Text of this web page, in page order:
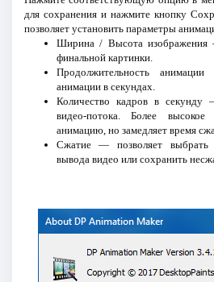
для сохранения и нажмите кнопку
позволяет установить параметры
Ширина / Высота изображения
финальной картинки.
Продолжительность
анимации в секундах.
Количество кадров в секунду
видео-потока. Более
анимацию, но замедляет время
Сжатие — позволяет выбрать
вывода видео или сохранить